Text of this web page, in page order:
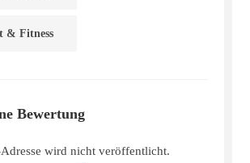
& Fitness
Bewertung
wird nicht veröffentlicht.